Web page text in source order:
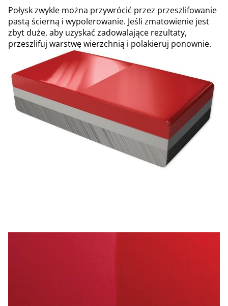
Połysk zwykle można przywrócić przez przeszlifowanie
pastą ścierną i wypolerowanie. Jeśli zmatowienie jest
zbyt duże, aby uzyskać zadowalające rezultaty,
przeszlifuj warstwę wierzchnią i polakieruj ponownie.